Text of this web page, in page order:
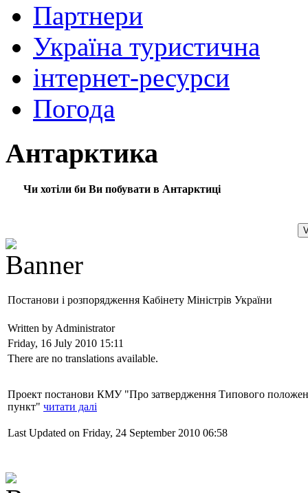
Партнери
Україна туристична
інтернет-ресурси
Погода
Антарктика
Чи хотіли би Ви побувати в Антарктиці
Постанови і розпорядження Кабінету Міністрів України
Written by Administrator
Friday, 16 July 2010 15:11
There are no translations available.
Проект постанови КМУ "Про затвердження Типового
пункт" читати далі
Last Updated on Friday, 24 September 2010 06:58